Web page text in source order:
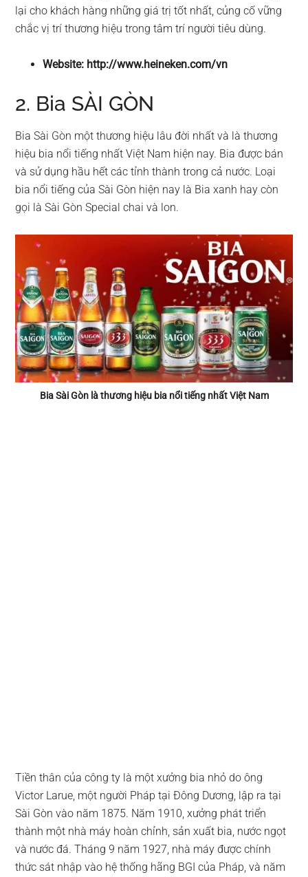
lại cho khách hàng những giá trị tốt nhất, củng cố vững
chắc vị trí thương hiệu trong tâm trí người tiêu dùng.
Website: http://www.heineken.com/vn
2. Bia SÀI GÒN
Bia Sài Gòn một thương hiệu lâu đời nhất và là thương
hiệu bia nổi tiếng nhất Việt Nam hiện nay. Bia được bán
và sử dụng hầu hết các tỉnh thành trong cả nước. Loại
bia nổi tiếng của Sài Gòn hiện nay là Bia xanh hay còn
gọi là Sài Gòn Special chai và lon.
Bia Sài Gòn là thương hiệu bia nổi tiếng nhất Việt Nam
Tiền thân của công ty là một xưởng bia nhỏ do ông
Victor Larue, một người Pháp tại Đông Dương, lập ra tại
Sài Gòn vào năm 1875. Năm 1910, xưởng phát triển
thành một nhà máy hoàn chỉnh, sản xuất bia, nước ngọt
và nước đá. Tháng 9 năm 1927, nhà máy được chính
thức sát nhập vào hệ thống hãng BGI của Pháp, và năm